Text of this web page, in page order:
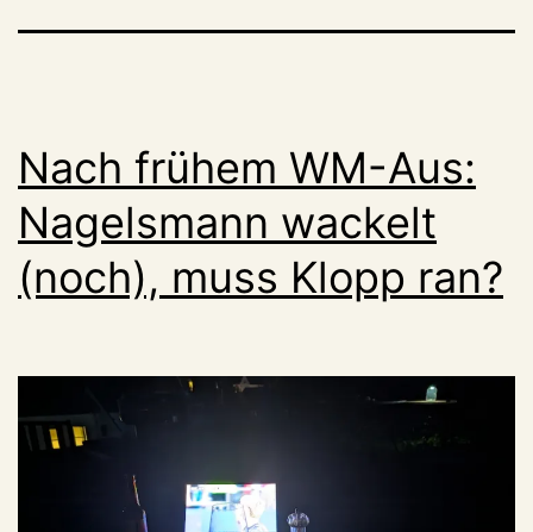
Nach frühem WM-Aus:
Nagelsmann wackelt
(noch), muss Klopp ran?